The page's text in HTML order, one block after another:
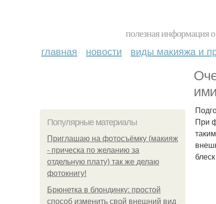
полезная информация
главная новости виды макияжа и
Популярные материалы
Приглашаю на фотосъёмку (макияж
- прическа по желанию за
отдельную плату) так же делаю
фотокнигу!
Брюнетка в блондинку: простой
способ изменить свой внешний вид
При